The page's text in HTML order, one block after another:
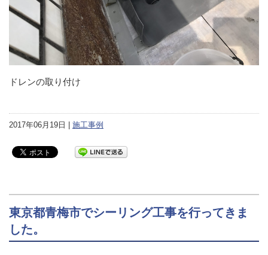
ドレンの取り付け
2017年06月19日 | 施工事例
東京都青梅市でシーリング工事を行ってきま
した。